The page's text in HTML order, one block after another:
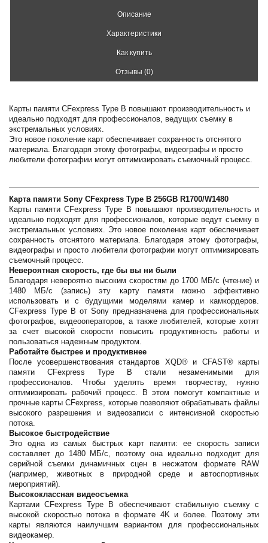
Описание
Характеристики
Как купить
Отзывы (0)
Карты памяти CFexpress Type B повышают производительность и
идеально подходят для профессионалов, ведущих съемку в
экстремальных условиях.
Это новое поколение карт обеспечивает сохранность отснятого
материала. Благодаря этому фотографы, видеографы и просто
любители фотографии могут оптимизировать съемочный процесс.
Карта памяти Sony CFexpress Type B 256GB R1700/W1480
Карты памяти CFexpress Type B повышают производительность и
идеально подходят для профессионалов, которые ведут съемку в
экстремальных условиях. Это новое поколение карт обеспечивает
сохранность отснятого материала. Благодаря этому фотографы,
видеографы и просто любители фотографии могут оптимизировать
съемочный процесс.
Невероятная скорость, где бы вы ни были
Благодаря невероятно высоким скоростям до 1700 МБ/с (чтение) и
1480 МБ/с (запись) эту карту памяти можно эффективно
использовать и с будущими моделями камер и камкордеров.
CFexpress Type B от Sony предназначена для профессиональных
фотографов, видеооператоров, а также любителей, которые хотят
за счет высокой скорости повысить продуктивность работы и
пользоваться надежным продуктом.
Работайте быстрее и продуктивнее
После усовершенствования стандартов XQD® и CFAST® карты
памяти CFexpress Type B стали незаменимыми для
профессионалов. Чтобы уделять время творчеству, нужно
оптимизировать рабочий процесс. В этом помогут компактные и
прочные карты CFexpress, которые позволяют обрабатывать файлы
высокого разрешения и видеозаписи с интенсивной скоростью
потока.
Высокое быстродействие
Это одна из самых быстрых карт памяти: ее скорость записи
составляет до 1480 МБ/с, поэтому она идеально подходит для
серийной съемки динамичных сцен в несжатом формате RAW
(например, животных в природной среде и автоспортивных
мероприятий).
Высококлассная видеосъемка
Картами CFexpress Type B обеспечивают стабильную съемку с
высокой скоростью потока в формате 4K и более. Поэтому эти
карты являются наилучшим вариантом для профессиональных
видеокамер.